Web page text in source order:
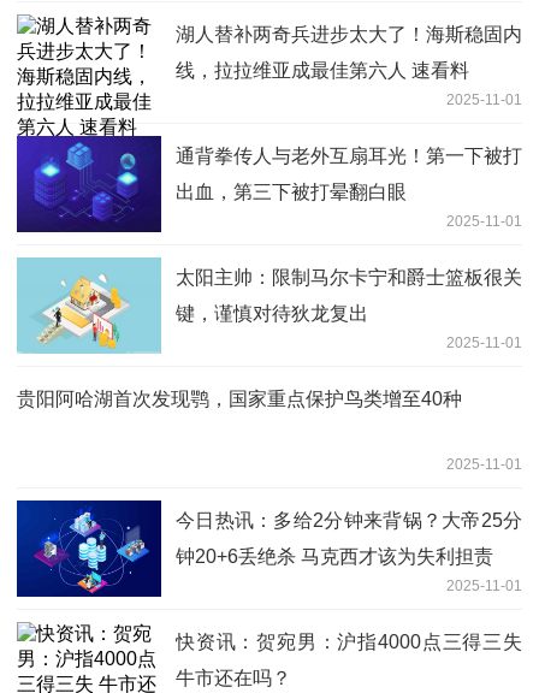
湖人替补两奇兵进步太大了！海斯稳固内
线，拉拉维亚成最佳第六人 速看料
2025-11-01
通背拳传人与老外互扇耳光！第一下被打
出血，第三下被打晕翻白眼
2025-11-01
太阳主帅：限制马尔卡宁和爵士篮板很关
键，谨慎对待狄龙复出
2025-11-01
贵阳阿哈湖首次发现鹗，国家重点保护鸟类增至40种
2025-11-01
今日热讯：多给2分钟来背锅？大帝25分
钟20+6丢绝杀 马克西才该为失利担责
2025-11-01
快资讯：贺宛男：沪指4000点三得三失
牛市还在吗？